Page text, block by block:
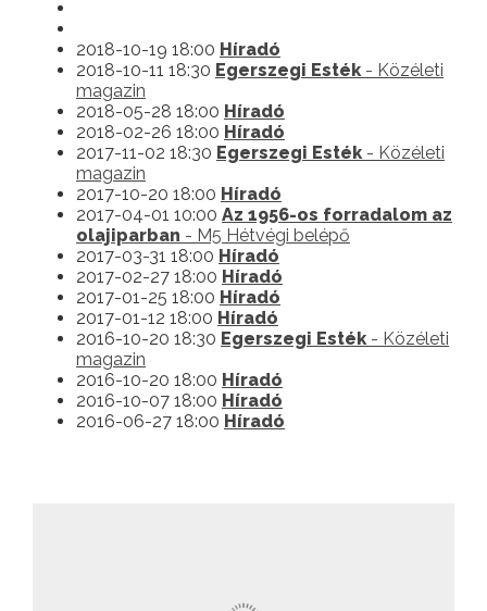
2018-10-19 18:00 Híradó
2018-10-11 18:30 Egerszegi Esték- Közéleti
magazin
2018-05-28 18:00 Híradó
2018-02-26 18:00 Híradó
2017-11-02 18:30 Egerszegi Esték- Közéleti
magazin
2017-10-20 18:00 Híradó
2017-04-01 10:00 Az 1956-os forradalom az
olajiparban - M5 Hétvégi belépő
2017-03-31 18:00 Híradó
2017-02-27 18:00 Híradó
2017-01-25 18:00 Híradó
2017-01-12 18:00 Híradó
2016-10-20 18:30 Egerszegi Esték- Közéleti
magazin
2016-10-20 18:00 Híradó
2016-10-07 18:00 Híradó
2016-06-27 18:00 Híradó